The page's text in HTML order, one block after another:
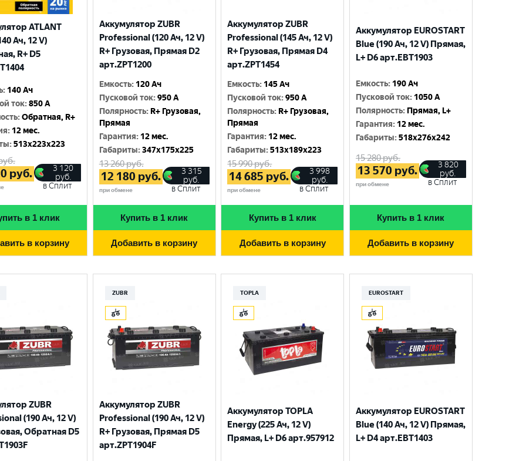
ATLANT
Ач, 12 V)
R+ D5
: 140 Ач
ток:850 A
:Обратная, R+
: 12 мес.
:513x223x223
руб.
3 120
руб.
в Сплит
в 1 клик
в корзину
Аккумулятор ZUBR
Professional (120 Ач, 12 V)
R+ Грузовая, Прямая D2
арт.ZPT1200
Емкость: 120 Ач
Пусковой ток:950 A
Полярность: R+ Грузовая,
Прямая
Гарантия: 12 мес.
Габариты:347x175x225
13 260руб.
12 180 руб.
при обмене
3 315
руб.
в Сплит
Купить в 1 клик
Добавить в корзину
Аккумулятор ZUBR
Professional (145 Ач, 12 V)
R+ Грузовая, Прямая D4
арт.ZPT1454
Емкость: 145 Ач
Пусковой ток:950 A
Полярность: R+ Грузовая,
Прямая
Гарантия: 12 мес.
Габариты:513x189x223
15 990руб.
14 685 руб.
при обмене
3 998
руб.
в Сплит
Купить в 1 клик
Добавить в корзину
Аккумулятор EUROSTART
Blue (190 Ач, 12 V) Прямая,
L+ D6 арт.EBT1903
Емкость: 190 Ач
Пусковой ток: 1050 A
Полярность: Прямая, L+
Гарантия: 12 мес.
Габариты:518x276x242
15 280руб.
13 570 руб.
при обмене
3 820
руб.
в Сплит
Купить в 1 клик
Добавить в корзину
ZUBR
(190 Ач, 12 V)
Обратная D5
ZUBR
Аккумулятор ZUBR
Professional (190 Ач, 12 V)
R+ Грузовая, Прямая D5
арт.ZPT1904F
TOPLA
Аккумулятор TOPLA
Energy (225 Ач, 12 V)
Прямая, L+ D6 арт.957912
EUROSTART
Аккумулятор EUROSTART
Blue (140 Ач, 12 V) Прямая,
L+ D4 арт.EBT1403